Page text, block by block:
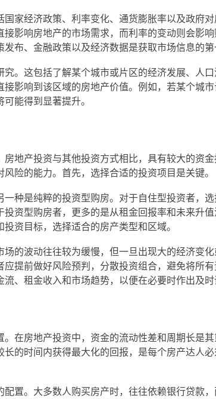
家经济政策、利率变化、通货膨胀率以及政府
影响房地产的市场需求，而利率的变动则会影
布、金融政策以及经济数据是获取市场信息的第
。这包括了解某个城市或片区的经济发展、人口
影响到该区域的房地产价值。例如，若某个城
能得到显著提升。
地产投资与其他投资方式相比，具有较大的资
险的能力。首先，选择合适的投资项目是关键。
种是纯粹的投资型购房。对于自住型投资者，
资型购房者，更多的是从租金回报率和未来升
资目标，选择适合的房产类型和区域。
的波动往往较为缓慢，但一旦出现大的经济变化
提前做好风险预判，分散投资组合，避免将所有
、租金收入和市场趋势，以便在必要时作出及时
在房地产投资中，资金的流动性差和周期长是其
的时间内获得最大化的回报，是每个房产达人
置。大多数人购买房产时，往往依赖银行贷款，